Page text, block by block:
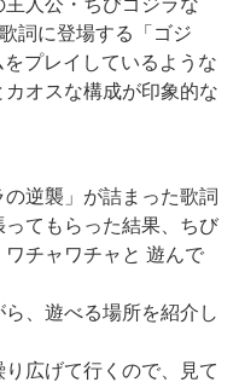
人公・ちびゴジラな
詞に登場する「ゴジ
プレイしているような
オスな構成が印象的な
逆襲」が詰まった歌詞
てもらった結果、ちび
チャワチャと 遊んで
、遊べる場所を紹介し
広げて行くので、見て